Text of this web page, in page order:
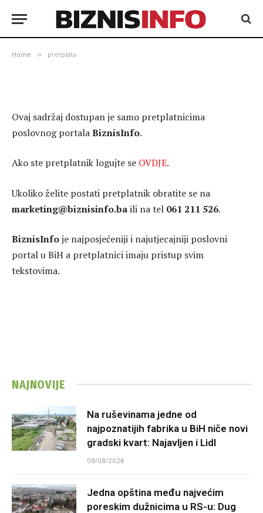
Home » pretplata
Ovaj sadržaj dostupan je samo pretplatnicima
poslovnog portalaBiznisInfo.
Ako ste pretplatnik logujte se OVDJE.
Ukoliko želite postati pretplatnik obratite se na
marketing@biznisinfo.baili na tel 061 211 526.
BiznisInfoje najposjećeniji i najutjecajniji poslovni
portal u BiH a pretplatnici imaju pristup svim
tekstovima.
NAJNOVIJE
Na ruševinama jedne od
najpoznatijih fabrika u BiH niče novi
gradski kvart: Najavljen i Lidl
09/08/2026
Jedna opština među najvećim
poreskim dužnicima u RS-u: Dug